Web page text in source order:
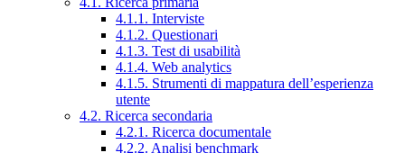
4.1.1. Interviste
4.1.2. Questionari
4.1.3. Test di usabilità
4.1.4. Web analytics
4.1.5. Strumenti di mappatura dell’esperienza
utente
4.2. Ricerca secondaria
4.2.1. Ricerca documentale
4.2.2. Analisi benchmark